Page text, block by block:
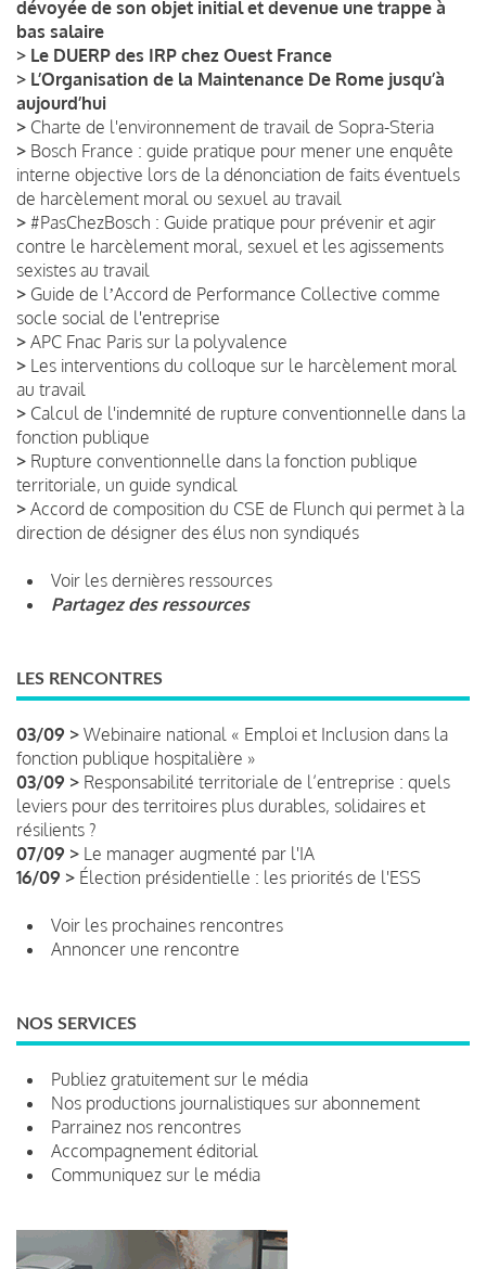
dévoyée de son objet initial et devenue une trappe à
bas salaire
> Le DUERP des IRP chez Ouest France
> L’Organisation de la Maintenance De Rome jusqu’à
aujourd’hui
> Charte de l'environnement de travail de Sopra-Steria
> Bosch France : guide pratique pour mener une enquête
interne objective lors de la dénonciation de faits éventuels
de harcèlement moral ou sexuel au travail
> #PasChezBosch : Guide pratique pour prévenir et agir
contre le harcèlement moral, sexuel et les agissements
sexistes au travail
> Guide de lʼAccord de Performance Collective comme
socle social de l'entreprise
> APC Fnac Paris sur la polyvalence
> Les interventions du colloque sur le harcèlement moral
au travail
> Calcul de l'indemnité de rupture conventionnelle dans la
fonction publique
> Rupture conventionnelle dans la fonction publique
territoriale, un guide syndical
> Accord de composition du CSE de Flunch qui permet à la
direction de désigner des élus non syndiqués
Voir les dernières ressources
Partagez des ressources
LES RENCONTRES
03/09 > Webinaire national « Emploi et Inclusion dans la
fonction publique hospitalière »
03/09 > Responsabilité territoriale de l’entreprise : quels
leviers pour des territoires plus durables, solidaires et
résilients ?
07/09 > Le manager augmenté par l'IA
16/09 > Élection présidentielle : les priorités de l'ESS
Voir les prochaines rencontres
Annoncer une rencontre
NOS SERVICES
Publiez gratuitement sur le média
Nos productions journalistiques sur abonnement
Parrainez nos rencontres
Accompagnement éditorial
Communiquez sur le média